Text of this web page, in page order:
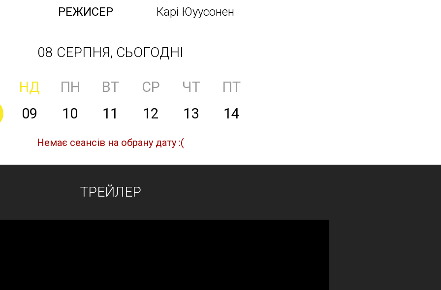
РЕЖИСЕР
Карі Юуусонен
08 СЕРПНЯ, СЬОГОДНІ
НД ПН ВТ СР ЧТ
ПТ
09 10 11 12 13 14
Немає сеансів на обрану дату :(
ТРЕЙЛЕР